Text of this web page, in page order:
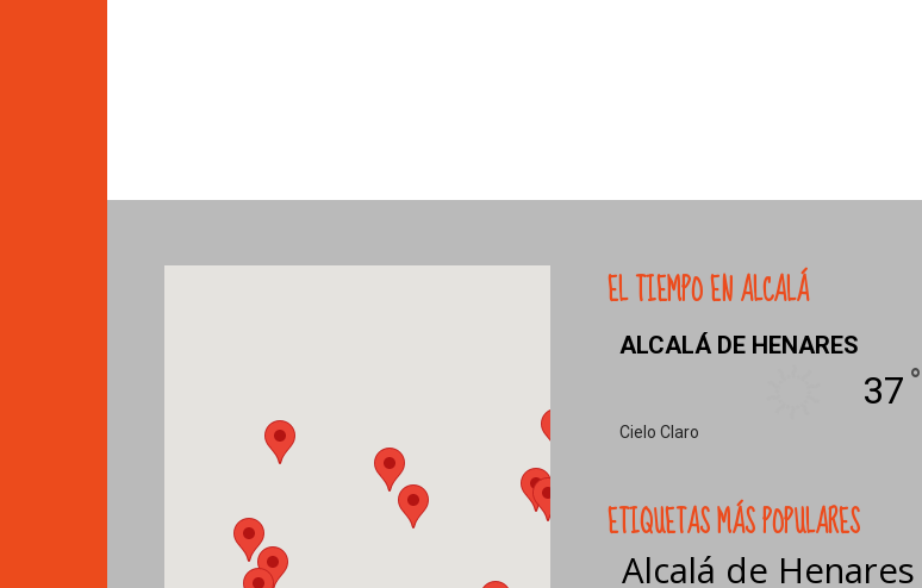
EL TIEMPO EN ALCALÁ
ALCALÁ DE HENARES
Cielo Claro
37 °
ETIQUETAS MÁS POPULARES
Alcalá de Henares